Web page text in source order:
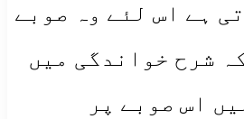
ہے اس لئے وہ صوبے
شرح خواندگی میں
اس صوبے پر